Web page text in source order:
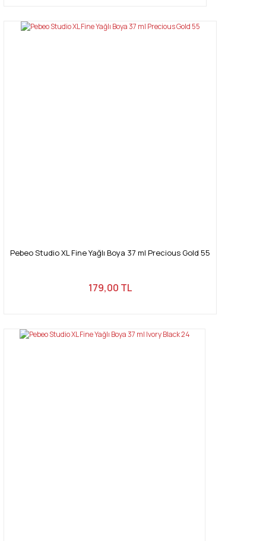
Pebeo Studio XL Fine Yağlı Boya 37 ml Precious Gold 55
179,00 TL